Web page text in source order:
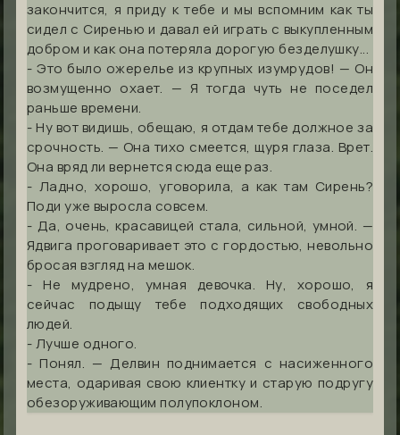
закончится, я приду к тебе и мы вспомним как ты
сидел с Сиренью и давал ей играть с выкупленным
добром и как она потеряла дорогую безделушку...
- Это было ожерелье из крупных изумрудов! — Он
возмущенно охает. — Я тогда чуть не поседел
раньше времени.
- Ну вот видишь, обещаю, я отдам тебе должное за
срочность. — Она тихо смеется, щуря глаза. Врет.
Она вряд ли вернется сюда еще раз.
- Ладно, хорошо, уговорила, а как там Сирень?
Поди уже выросла совсем.
- Да, очень, красавицей стала, сильной, умной. —
Ядвига проговаривает это с гордостью, невольно
бросая взгляд на мешок.
- Не мудрено, умная девочка. Ну, хорошо, я
сейчас подыщу тебе подходящих свободных
людей.
- Лучше одного.
- Понял. — Делвин поднимается с насиженного
места, одаривая свою клиентку и старую подругу
обезоруживающим полупоклоном.